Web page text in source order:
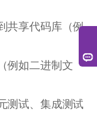
共享代码库（例
例如二进制文
测试、集成测试